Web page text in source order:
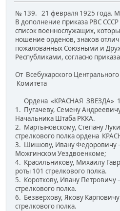
№ 139. 21 февраля 1925 года.
В дополнение приказа PBС
список военнослужащих,
ношение орденов, знаков
пожалованных Союзными и
Республиками, согласно
От Всебухарского
Комитета
Ордена «КРАСНАЯ ЗВЕЗДА»
1. Пугачеву, Семену
Начальника Штаба РККА.
2. Мартыновскому, Степану
стрелкового полка ордена
3. Шишову, Ивану Федоровичу
Можгинском Уездвоенкоме;
4. Красильникову, Михаилу
роты 101 стрелкового полка.
5. Короткову, Ивану Петровичу
стрел­кового полка.
6. Безверхову, Якову
стрел­кового полка.